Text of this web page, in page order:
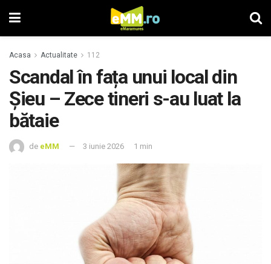
Acasa Actualitate 112
Scandal în fața unui local din
Șieu – Zece tineri s-au luat la
bătaie
de eMM 3 iunie 2026 1 min